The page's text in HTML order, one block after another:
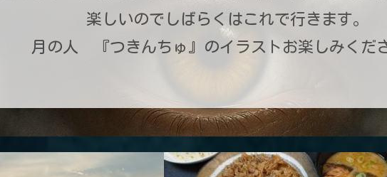
楽しいのでしばらくはこれで行きます。
月の人 『つきんちゅ』のイラストお楽しみくだ